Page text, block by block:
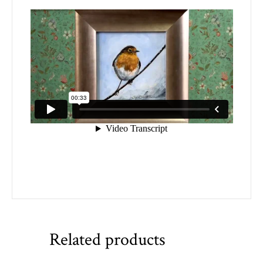
Related products